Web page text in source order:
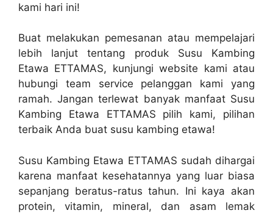
kami hari ini!
Buat melakukan pemesanan atau mempelajari
lebih lanjut tentang produk Susu Kambing
Etawa ETTAMAS, kunjungi website kami atau
hubungi team service pelanggan kami yang
ramah. Jangan terlewat banyak manfaat Susu
Kambing Etawa ETTAMAS pilih kami, pilihan
terbaik Anda buat susu kambing etawa!
Susu Kambing Etawa ETTAMAS sudah dihargai
karena manfaat kesehatannya yang luar biasa
sepanjang beratus-ratus tahun. Ini kaya akan
protein, vitamin, mineral, dan asam lemak